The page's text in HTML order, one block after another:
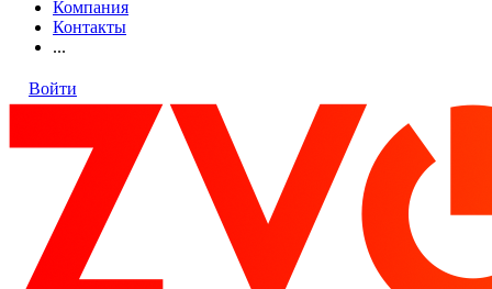
Компания
Контакты
...
Войти